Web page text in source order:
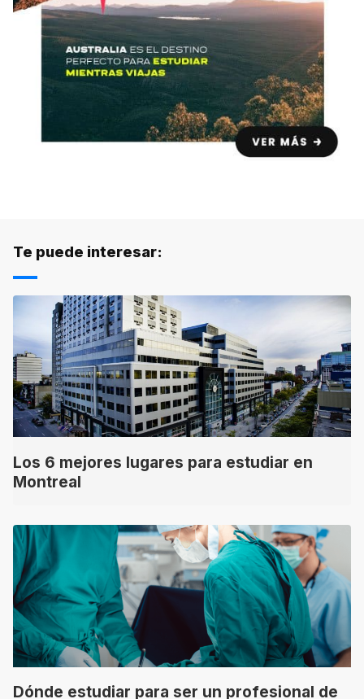
Te puede interesar:
Los 6 mejores lugares para estudiar en
Montreal
Dónde estudiar para ser un profesional de